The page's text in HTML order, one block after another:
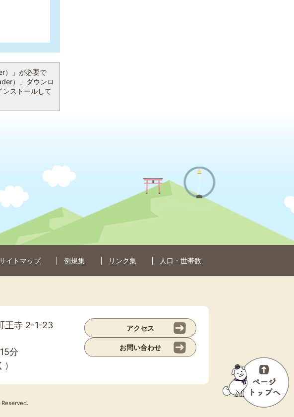
）」が必要で
）」ダウンロ
ンストールして
イトマップ 例規集 リンク集 人口・世帯数
ト
王寺 2-1-23
分
アクセス
お問い合わせ